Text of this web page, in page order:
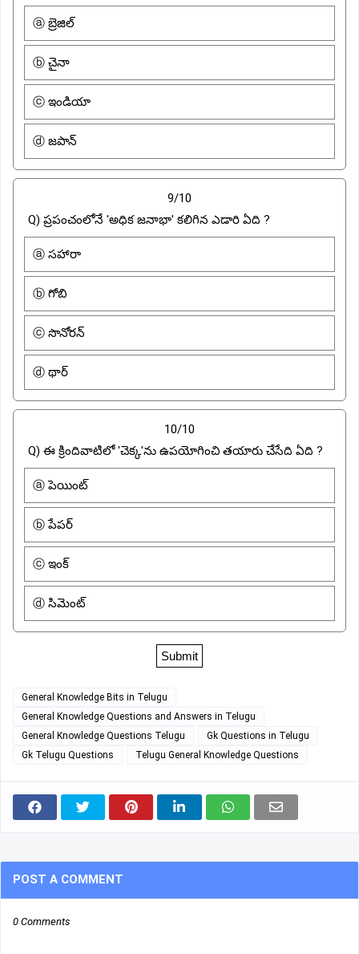
ⓐ బ్రెజిల్
ⓑ చైనా
ⓒ ఇండియా
ⓓ జపాన్
9/10
Q) ప్రపంచంలోనే 'అధిక జనాభా' కలిగిన ఎడారి ఏది ?
ⓐ సహారా
ⓑ గోబి
ⓒ సొనోరన్
ⓓ థార్
10/10
Q) ఈ క్రిందివాటిలో 'చెక్క'ను ఉపయోగించి తయారు చేసేది ఏది ?
ⓐ పెయింట్
ⓑ పేపర్
ⓒ ఇంక్
ⓓ సిమెంట్
General Knowledge Bits in Telugu
General Knowledge Questions and Answers in Telugu
General Knowledge Questions Telugu
Gk Questions in Telugu
Gk Telugu Questions
Telugu General Knowledge Questions
POST A COMMENT
0 Comments